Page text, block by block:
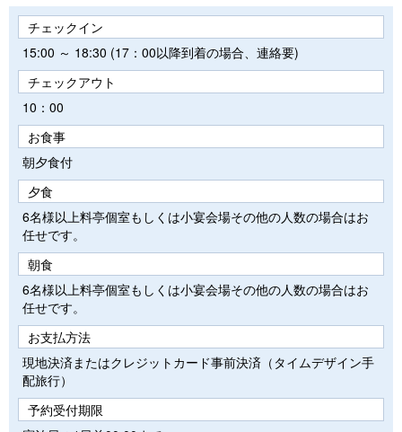
チェックイン
15:00 ～ 18:30 (17：00以降到着の場合、連絡要)
チェックアウト
10：00
お食事
朝夕食付
夕食
6名様以上料亭個室もしくは小宴会場その他の人数の場合はお
任せです。
朝食
6名様以上料亭個室もしくは小宴会場その他の人数の場合はお
任せです。
お支払方法
現地決済またはクレジットカード事前決済（タイムデザイン手
配旅行）
予約受付期限